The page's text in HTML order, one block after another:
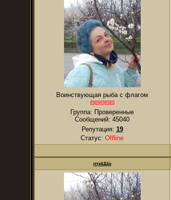
Воинствующая рыба с флагом
Группа: Проверенные
Сообщений: 45040
Репутация: 19
Статус: Offline
птиЦЦо